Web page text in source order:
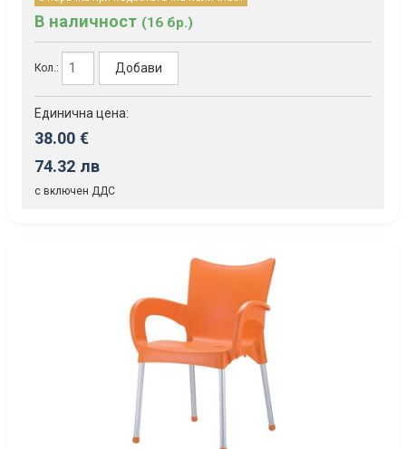
В наличност (16 бр.)
Кол.: Добави
Единична цена:
38.00 €
74.32 лв
с включен ДДС